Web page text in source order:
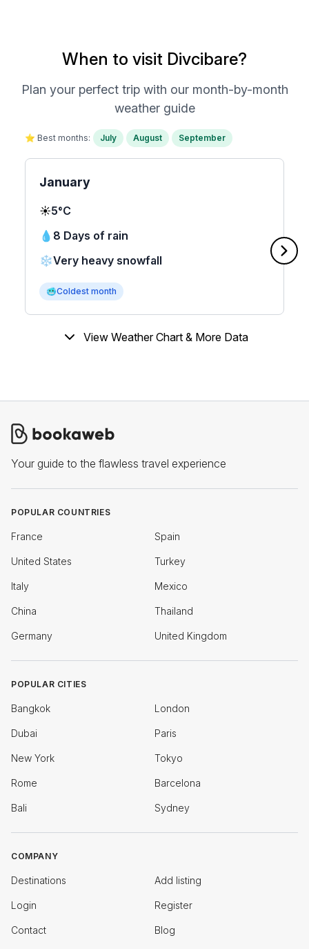
When to visit Divcibare?
Plan your perfect trip with our month-by-month
weather guide
⭐ Best months: July August September
January
☀️5°C
💧 8 Days of rain
❄️Very heavy snowfall
🥶Coldest month
View Weather Chart & More Data
Your guide to the flawless travel experience
POPULAR COUNTRIES
France Spain
United States Turkey
Italy Mexico
China Thailand
Germany United Kingdom
POPULAR CITIES
Bangkok London
Dubai Paris
New York Tokyo
Rome Barcelona
Bali Sydney
COMPANY
Destinations Add listing
Login Register
Contact Blog